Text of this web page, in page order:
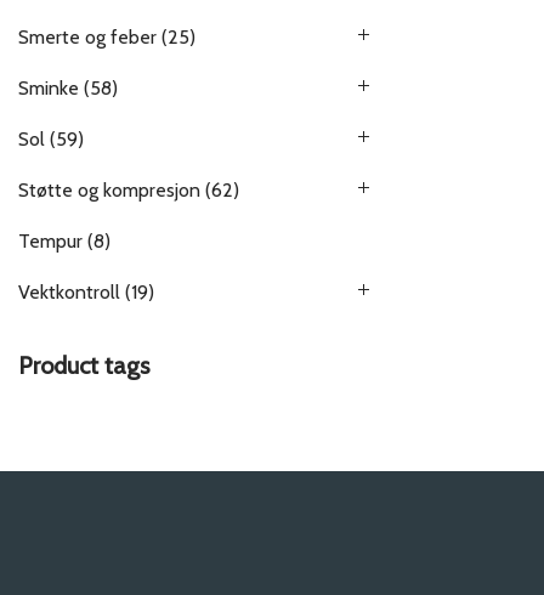
Smerte og feber (25)
Sminke (58)
Sol (59)
Støtte og kompresjon (62)
Tempur (8)
Vektkontroll (19)
Product tags